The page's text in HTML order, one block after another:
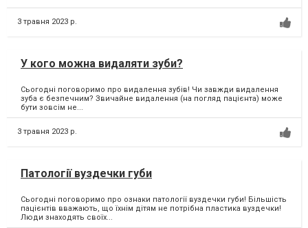
3 травня 2023 р.
У кого можна видаляти зуби?
Сьогодні поговоримо про видалення зубів! Чи завжди видалення
зуба є безпечним? Звичайне видалення (на погляд пацієнта) може
бути зовсім не...
3 травня 2023 р.
Патології вуздечки губи
Сьогодні поговоримо про ознаки патології вуздечки губи! Більшість
пацієнтів вважають, що їхнім дітям не потрібна пластика вуздечки!
Люди знаходять своїх...